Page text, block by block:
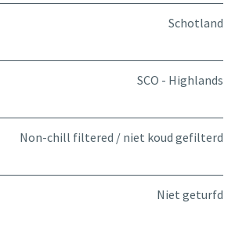
Schotland
SCO - Highlands
Non-chill filtered / niet koud gefilterd
Niet geturfd